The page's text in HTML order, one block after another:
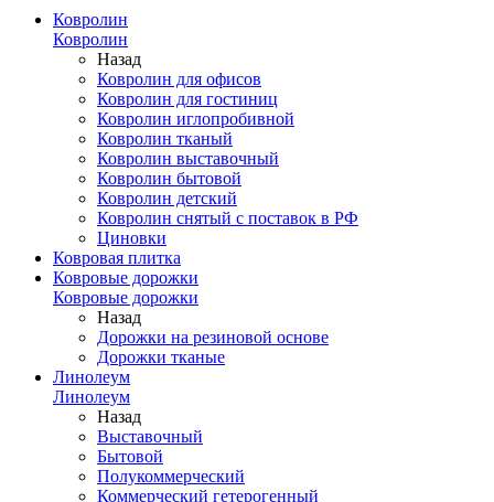
Ковролин
Ковролин
Назад
Ковролин для офисов
Ковролин для гостиниц
Ковролин иглопробивной
Ковролин тканый
Ковролин выставочный
Ковролин бытовой
Ковролин детский
Ковролин снятый с поставок в РФ
Циновки
Ковровая плитка
Ковровые дорожки
Ковровые дорожки
Назад
Дорожки на резиновой основе
Дорожки тканые
Линолеум
Линолеум
Назад
Выставочный
Бытовой
Полукоммерческий
Коммерческий гетерогенный